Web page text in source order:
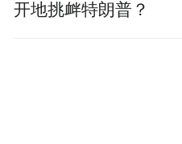
开地挑衅特朗普？